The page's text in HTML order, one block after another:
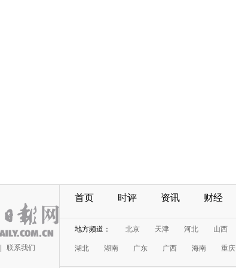
联系我们
首页 时评 资讯 财经
地方频道： 北京 天津 河北 山西
湖北 湖南 广东 广西 海南 重庆